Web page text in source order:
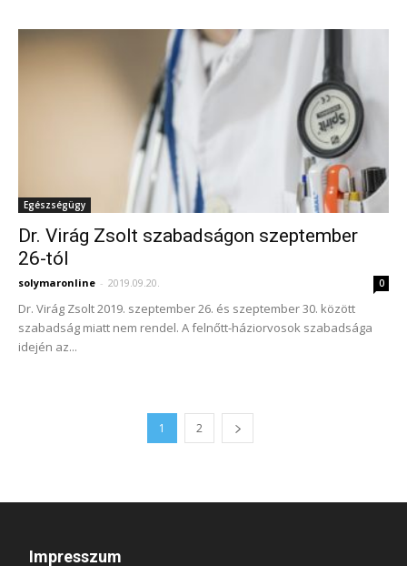
Egészségügy
Dr. Virág Zsolt szabadságon szeptember
26-tól
solymaronline - 2019.09.20. 0
Dr. Virág Zsolt 2019. szeptember 26. és szeptember 30. között
szabadság miatt nem rendel. A felnőtt-háziorvosok szabadsága
idején az...
1 2
Impresszum